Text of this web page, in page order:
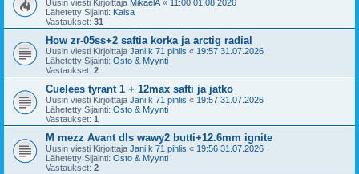
Uusin viesti Kirjoittaja MikaelÅ « 11:00 01.08.2026
Lähetetty Sijainti: Kaisa
Vastaukset: 31
How zr-05ss+2 saftia korka ja arctig radial
Uusin viesti Kirjoittaja Jani k 71 pihlis « 19:57 31.07.2026
Lähetetty Sijainti: Osto & Myynti
Vastaukset: 2
Cuelees tyrant 1 + 12max safti ja jatko
Uusin viesti Kirjoittaja Jani k 71 pihlis « 19:57 31.07.2026
Lähetetty Sijainti: Osto & Myynti
Vastaukset: 1
M mezz Avant dls wawy2 butti+12.6mm ignite
Uusin viesti Kirjoittaja Jani k 71 pihlis « 19:56 31.07.2026
Lähetetty Sijainti: Osto & Myynti
Vastaukset: 2